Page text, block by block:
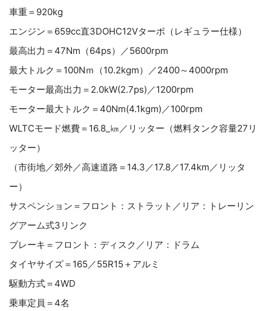
車重＝920kg
エンジン＝659cc直3DOHC12Vターボ（レギュラー仕様）
最高出力＝47Nm（64ps）／5600rpm
最大トルク＝100Nｍ（10.2kgm）／2400～4000rpm
モーター最高出力＝2.0kW(2.7ps)／1200rpm
モーター最大トルク＝40Nm(4.1kgm)／100rpm
WLTCモード燃費＝16.8_㎞／リッター（燃料タンク容量27リ
ッター）
（市街地／郊外／高速道路＝14.3／17.8／17.4km／リッタ
ー）
サスペンション＝フロント：ストラット／リア：トレーリン
グアーム式3リンク
ブレーキ＝フロント：ディスク／リア：ドラム
タイヤサイズ＝165／55R15＋アルミ
駆動方式＝4WD
乗車定員＝4名